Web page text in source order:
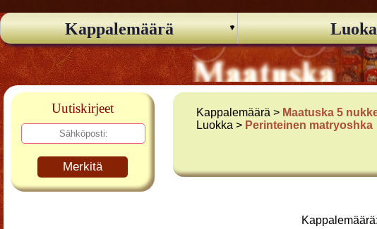
Kappalemäärä
Uutiskirjeet
Merkitä
Kappalemäärä > Maatuska 5
Luokka > Perinteinen matryoshka
Kappalemäärä: